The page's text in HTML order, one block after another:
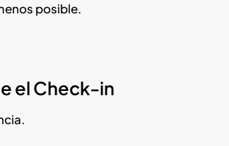
posible.
el Check-in